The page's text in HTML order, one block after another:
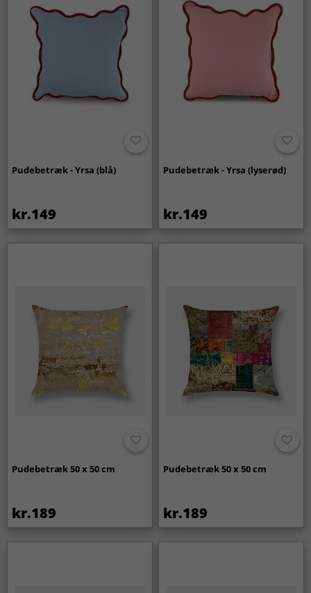
Pudebetræk - Yrsa (blå)
kr.149
Pudebetræk - Yrsa (lyserød)
kr.149
Pudebetræk 50 x 50 cm
kr.189
Pudebetræk 50 x 50 cm
kr.189